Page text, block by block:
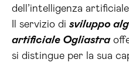
dell’intelligenza
Il servizio di sviluppo
artificiale Ogliastra
si distingue per la sua